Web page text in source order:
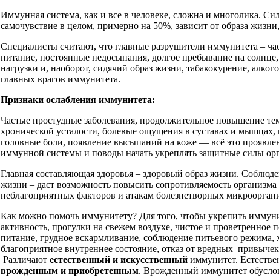
Иммунная система, как и все в человеке, сложна и многолика.
самочувствие в целом, примерно на 50%, зависит от образа
Специалисты считают, что главные разрушители иммунитета –
питание, постоянные недосыпания, долгое пребывание на
нагрузки и, наоборот, сидячий образ жизни, табакокурение,
главных врагов иммунитета.
Признаки ослабления иммунитета:
Частые простудные заболевания, продолжительное повышение
хронической усталости, болевые ощущения в суставах и мышцах,
головные боли, появление высыпаний на коже — всё это
иммунной системы и поводы начать укреплять защитные силы
Главная составляющая здоровья – здоровый образ жизни.
жизни – даст возможность повысить сопротивляемость
неблагоприятных факторов и атакам болезнетворных
Как можно помочь иммунитету? Для того, чтобы укрепить
активность, прогулки на свежем воздухе, чистое и проветренное
питание, грудное вскармливание, соблюдение питьевого
благоприятное внутреннее состояние, отказ от вредных
Различают естественный и искусственный иммунитет.
врожденным и при­обретенным. Врожденный иммунитет